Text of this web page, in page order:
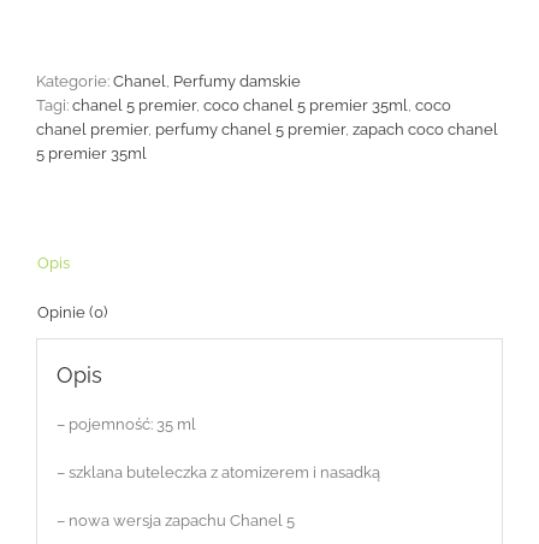
35ml
Kategorie: Chanel, Perfumy damskie
Tagi: chanel 5 premier, coco chanel 5 premier 35ml, coco
chanel premier, perfumy chanel 5 premier, zapach coco chanel
5 premier 35ml
Opis
Opinie (0)
Opis
– pojemność: 35 ml
– szklana buteleczka z atomizerem i nasadką
– nowa wersja zapachu Chanel 5